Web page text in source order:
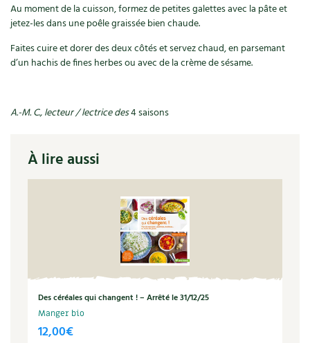
Feuilleter le catalogue
Recettes de printemps
Recettes végétariennes et vegan
Entretien de la maison
Décoration et petit bricolage
Les 4 saisons& vous
Questions à la rédaction
Trucs & astuces
Mieux consommer
Au moment de la cuisson, formez de petites galettes avec la pâte et
jetez-les dans une poêle graissée bien chaude.
Faites cuire et dorer des deux côtés et servez chaud, en parsemant
d’un hachis de fines herbes ou avec de la crème de sésame.
A.-M. C., lecteur / lectrice des4 saisons
À lire aussi
Des céréales qui changent ! – Arrêté le 31/12/25
Manger bio
12,00€